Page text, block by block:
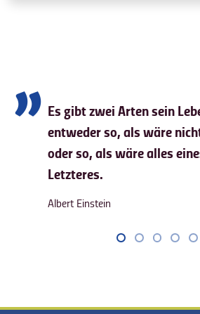
Es gibt zwei Arten sein
entweder so, als wäre
oder so, als wäre alles
Letzteres.
Albert Einstein